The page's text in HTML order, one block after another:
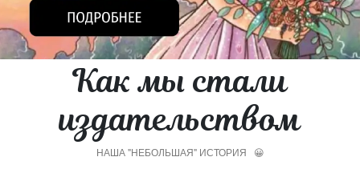
Как мы стали
издательством
НАША "НЕБОЛЬШАЯ" ИСТОРИЯ 😀